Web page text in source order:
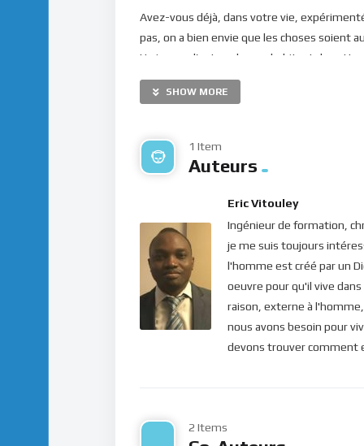
Avez-vous déjà, dans votre vie,
pas, on a bien envie que les choses soient
Un jour ou l’autre, chaque habitant de
humain ne se sent en sécurité que s’il
réaliser tous ses souhaits, être libre, vivre
Évidemment, tout ceci vient du
enfance ou adolescence, par exemple…),
mener la vie qui nous plaisait, que cet état
se sent impuissant ! L’ego désire être en
les choses… Il se construit donc des
d’apporter plus de satisfaction…
Mais le Seigneur nous révèle aujourd’hui
d’impuissance ne sont que pure illusion !
sera jamais satisfait. La réalité, c’est que
pouvoir, celui qu’il avait déjà une fois
SHOW MORE
1 Item
Auteurs
Eric Vitouley
Ingénieur de formation,
je me suis toujours
l'homme est créé par un
oeuvre pour qu'il vive
raison, externe à
nous avons besoin pour
devons trouver comment
2 Items